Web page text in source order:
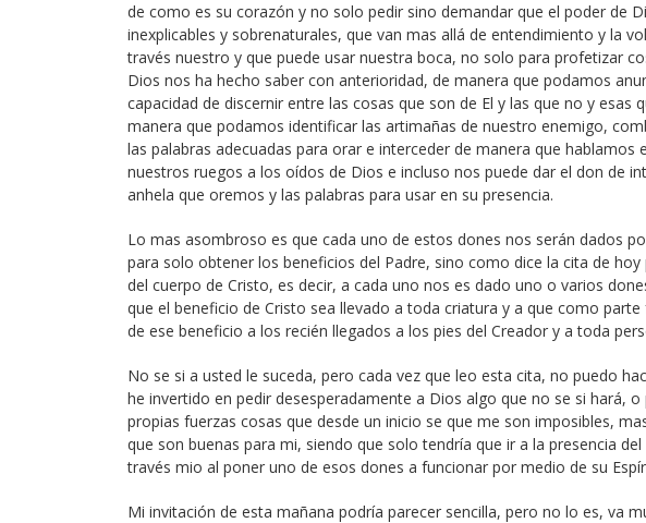
de como es su corazón y no solo pedir sino demandar que el poder de
inexplicables y sobrenaturales, que van mas allá de entendimiento y la
través nuestro y que puede usar nuestra boca, no solo para profetizar
Dios nos ha hecho saber con anterioridad, de manera que podamos
capacidad de discernir entre las cosas que son de El y las que no y esas
manera que podamos identificar las artimañas de nuestro enemigo,
las palabras adecuadas para orar e interceder de manera que hablamos
nuestros ruegos a los oídos de Dios e incluso nos puede dar el don de
anhela que oremos y las palabras para usar en su presencia.
Lo mas asombroso es que cada uno de estos dones nos serán dados
para solo obtener los beneficios del Padre, sino como dice la cita de
del cuerpo de Cristo, es decir, a cada uno nos es dado uno o varios
que el beneficio de Cristo sea llevado a toda criatura y a que como
de ese beneficio a los recién llegados a los pies del Creador y a toda
No se si a usted le suceda, pero cada vez que leo esta cita, no puedo
he invertido en pedir desesperadamente a Dios algo que no se si hará,
propias fuerzas cosas que desde un inicio se que me son imposibles,
que son buenas para mi, siendo que solo tendría que ir a la presencia
través mio al poner uno de esos dones a funcionar por medio de su
Mi invitación de esta mañana podría parecer sencilla, pero no lo es, va